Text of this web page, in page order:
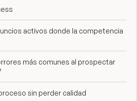
activos donde la competencia
más comunes al prospectar
sin perder calidad